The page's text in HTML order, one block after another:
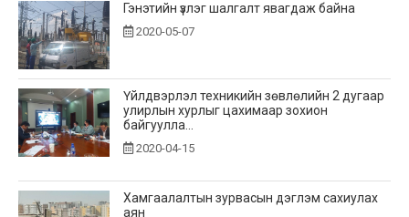
Гэнэтийн үзлэг шалгалт явагдаж байна
2020-05-07
Үйлдвэрлэл техникийн зөвлөлийн 2 дугаар
улирлын хурлыг цахимаар зохион
байгуулла...
2020-04-15
Хамгаалалтын зурвасын дэглэм сахиулах
аян